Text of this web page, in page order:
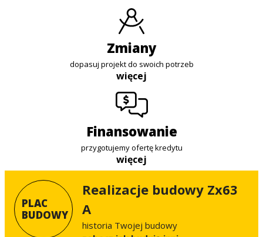
zmiany
dopasuj projekt do swoich potrzeb
więcej
finansowanie
przygotujemy ofertę kredytu
więcej
PLAC
BUDOWY
Realizacje budowy Zx63
A
historia Twojej budowy